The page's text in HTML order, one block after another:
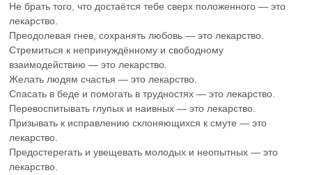
Не брать того, что достаётся тебе сверх положенного — это
лекарство.
Преодолевая гнев, сохранять любовь — это лекарство.
Стремиться к непринуждённому и свободному
взаимодействию — это лекарство.
Желать людям счастья — это лекарство.
Спасать в беде и помогать в трудностях — это лекарство.
Перевоспитывать глупых и наивных — это лекарство.
Призывать к исправлению склоняющихся к смуте — это
лекарство.
Предостерегать и увещевать молодых и неопытных — это
лекарство.